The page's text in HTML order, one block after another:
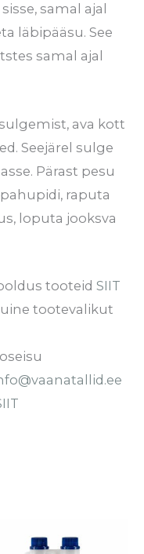
samal ajal
läbipääsu. See
samal ajal
ava kott
Seejärel sulge
Pärast pesu
raputa
loputa jooksva
tooteidSIIT
tootevalikut